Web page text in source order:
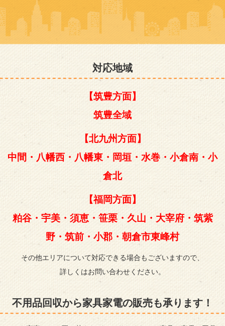
対応地域
【筑豊方面】
筑豊全域
【北九州方面】
中間・八幡西・八幡東・岡垣 ・水巻・小倉南・小
倉北
【福岡方面】
粕谷・宇美・須恵・笹栗・久山・大宰府・筑紫
野・筑前・小郡・朝倉市東峰村
その他エリアについて対応できる場合もございますので、
詳しくはお問い合わせください。
不用品回収から家具家電の販売も承ります！